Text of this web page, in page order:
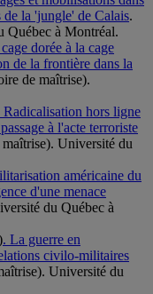
de la 'jungle' de Calais.
Québec à Montréal.
dorée à la cage
de la frontière dans la
de maîtrise).
Radicalisation hors ligne
à l'acte terroriste
Université du
américaine du
d'une menace
du Québec à
. La guerre en
civilo-militaires
Université du